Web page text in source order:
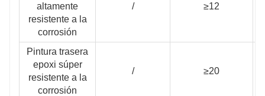
altamente
resistente a la
corrosión
/ ≥12
Pintura trasera
epoxi súper
resistente a la
corrosión
/ ≥20